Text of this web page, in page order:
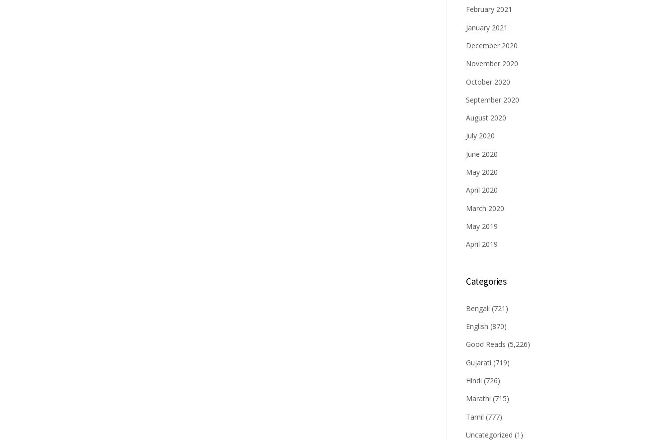
February 2021
January 2021
December 2020
November 2020
October 2020
September 2020
August 2020
July 2020
June 2020
May 2020
April 2020
March 2020
May 2019
April 2019
Categories
Bengali (721)
English (870)
Good Reads (5,226)
Gujarati (719)
Hindi (726)
Marathi (715)
Tamil (777)
Uncategorized (1)